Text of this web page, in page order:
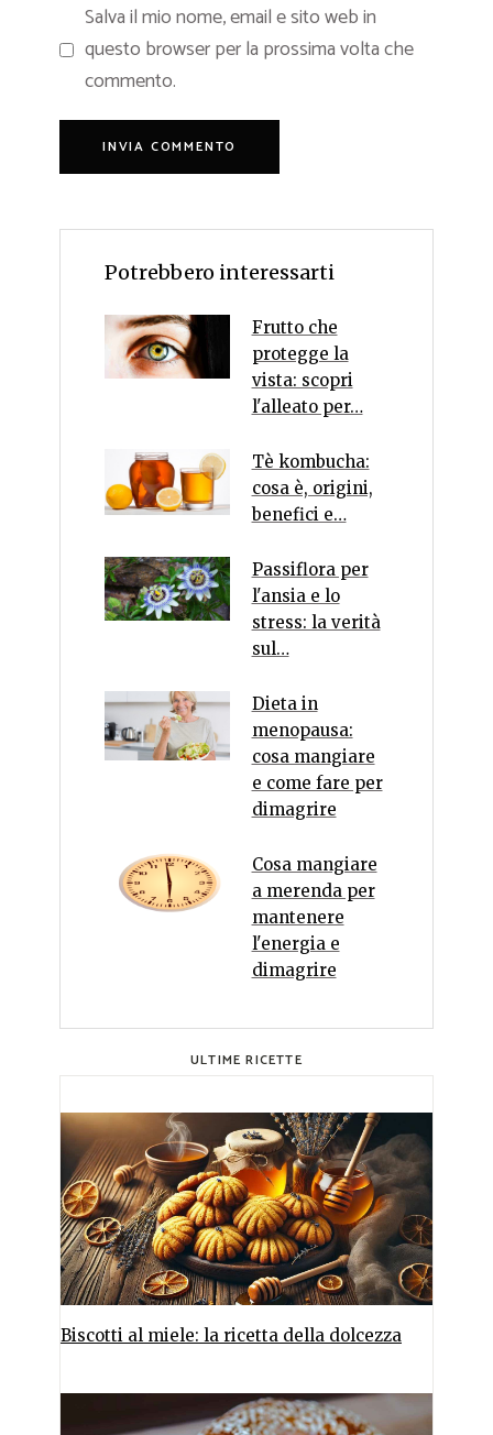
Salva il mio nome, email e sito web in
questo browser per la prossima volta che
commento.
Potrebbero interessarti
Frutto che
protegge la
vista: scopri
l'alleato per…
Tè kombucha:
cosa è, origini,
benefici e…
Passiflora per
l'ansia e lo
stress: la verità
sul…
Dieta in
menopausa:
cosa mangiare
e come fare per
dimagrire
Cosa mangiare
a merenda per
mantenere
l'energia e
dimagrire
ULTIME RICETTE
Biscotti al miele: la ricetta della dolcezza